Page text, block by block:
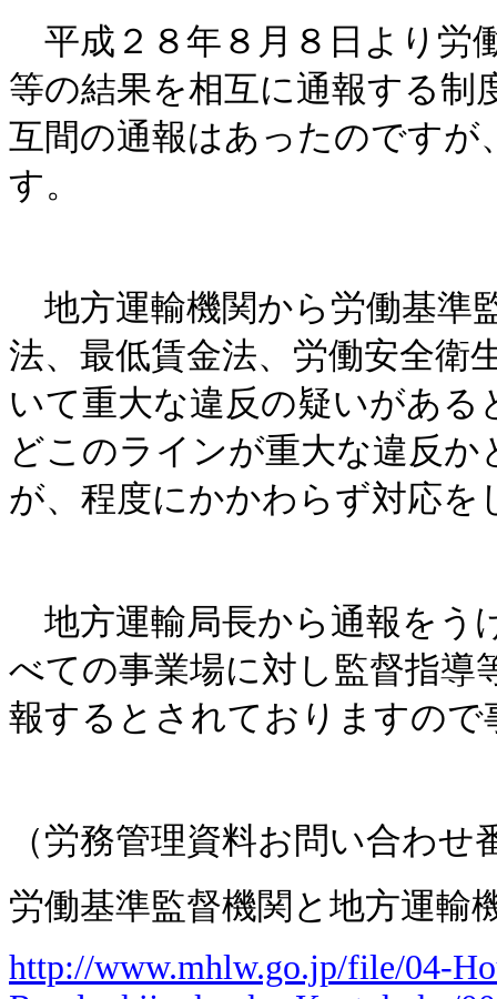
平成２８年８月８日より労
等の結果を相互に通報する
互間の通報はあったのです
す。
地方運輸機関から労働基準
法、最低賃金法、労働安全衛
いて重大な違反の疑いがあ
どこのラインが重大な違反
が、程度にかかわらず対応
地方運輸局長から通報をう
べての事業場に対し監督指導
報するとされておりますので
（労務管理資料お問い合わ
労働基準監督機関と地方運輸
http://www.mhlw.go.jp/file/04-